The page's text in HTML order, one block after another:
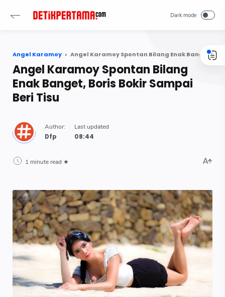
Angel Karamoy Angel Karamoy Spontan Bilang Enak Banget, Boris Bokir Sampai Beri Tisu
Angel Karamoy Spontan Bilang
Enak Banget, Boris Bokir Sampai
Beri Tisu
Dfp
1 minute read